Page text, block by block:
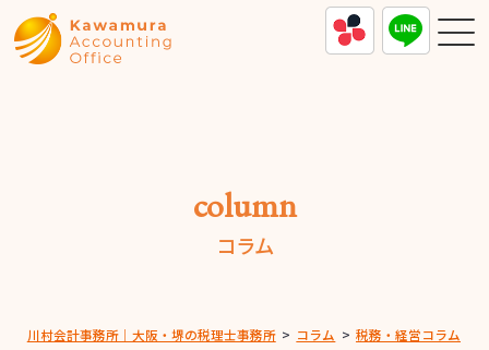
column
コラム
川村会計事務所｜大阪・堺の税理士事務所 > コラム > 税務・経営コラム